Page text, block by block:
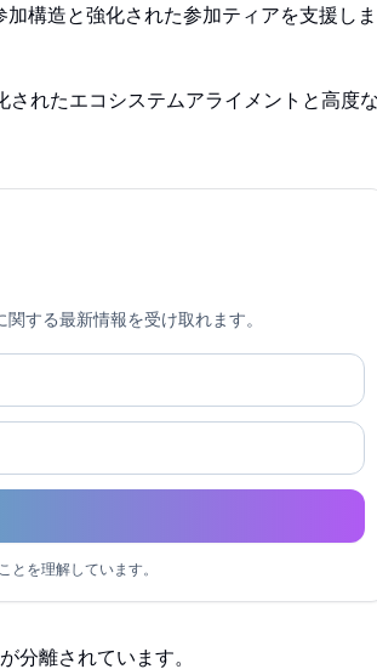
構造と強化された参加ティアを支援しま
れたエコシステムアライメントと高度
する最新情報を受け取れます。
を理解しています。
分離されています。